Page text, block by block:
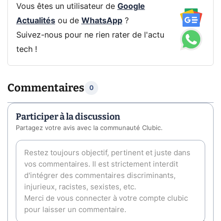
Vous êtes un utilisateur de Google
Actualitésou de WhatsApp?
Suivez-nous pour ne rien rater de l'actu
tech !
Commentaires 0
Participer à la discussion
Partagez votre avis avec la communauté Clubic.